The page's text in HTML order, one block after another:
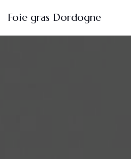
Foie gras Dordogne